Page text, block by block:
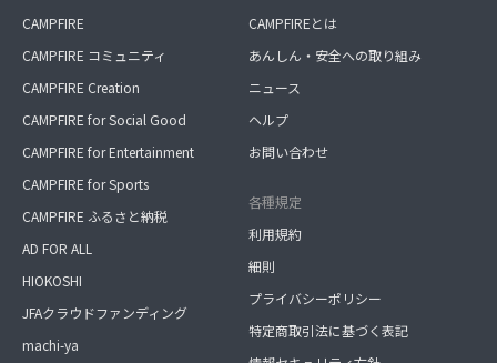
CAMPFIRE
CAMPFIRE コミュニティ
CAMPFIRE Creation
CAMPFIRE for Social Good
CAMPFIRE for Entertainment
CAMPFIRE for Sports
CAMPFIRE ふるさと納税
AD FOR ALL
HIOKOSHI
JFAクラウドファンディング
machi-ya
CAMPFIREとは
あんしん・安全への取り組み
ニュース
ヘルプ
お問い合わせ
各種規定
利用規約
細則
プライバシーポリシー
特定商取引法に基づく表記